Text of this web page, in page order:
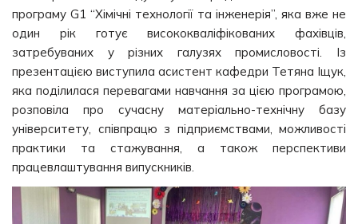
програму G1 “Хімічні технології та інженерія”, яка вже не
один рік готує висококваліфікованих фахівців,
затребуваних у різних галузях промисловості. Із
презентацією виступила асистент кафедри Тетяна Іщук,
яка поділилася перевагами навчання за цією програмою,
розповіла про сучасну матеріально-технічну базу
університету, співпрацю з підприємствами, можливості
практики та стажування, а також перспективи
працевлаштування випускників.